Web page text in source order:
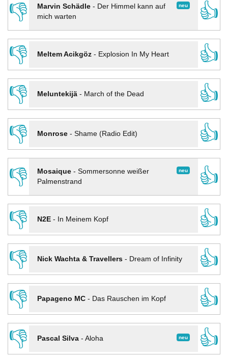
👎 neu
Marvin Schädle- Der Himmel kann auf
mich warten
👍
👎
Meltem Acikgöz- Explosion In My Heart
👍
👎
Meluntekijä- March of the Dead
👍
👎
Monrose- Shame (Radio Edit)
👍
👎
neu
Mosaique- Sommersonne weißer
Palmenstrand
👍
👎
N2E- In Meinem Kopf
👍
👎
Nick Wachta & Travellers- Dream of Infinity
👍
👎
Papageno MC- Das Rauschen im Kopf
👍
👎
neu
Pascal Silva- Aloha
👍